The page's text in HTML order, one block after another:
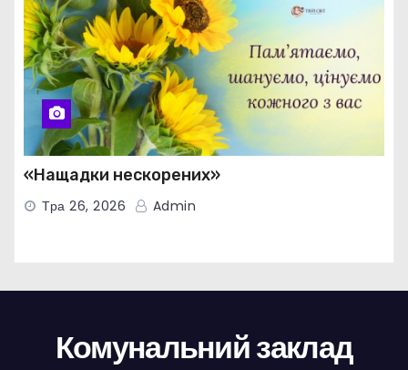
«Нащадки нескорених»
Тра 26, 2026 Admin
Комунальний заклад